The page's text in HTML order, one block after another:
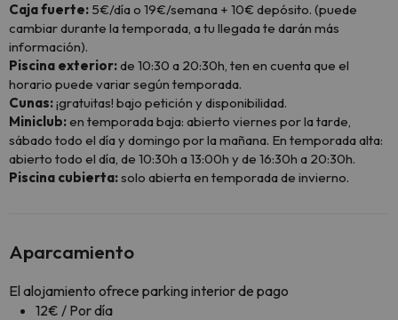
Caja fuerte: 5€/día o 19€/semana + 10€ depósito. (puede
cambiar durante la temporada, a tu llegada te darán más
información).
Piscina exterior:de 10:30 a 20:30h, ten en cuenta que el
horario puede variar según temporada.
Cunas:¡gratuitas! bajo petición y disponibilidad.
Miniclub:en temporada baja: abierto viernes por la tarde,
sábado todo el día y domingo por la mañana. En temporada alta:
abierto todo el día, de 10:30h a 13:00h y de 16:30h a 20:30h.
Piscina cubierta:solo abierta en temporada de invierno.
Aparcamiento
El alojamiento ofrece parking interior de pago
12€ / Por día